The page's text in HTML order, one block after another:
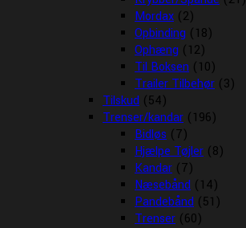
Mordax (2)
Opbinding (18)
Ophæng (12)
Til Boksen (10)
Trailer Tilbehør (3)
Tilskud (54)
Trenser/kandar (196)
Bidløs (7)
Hjælpe Tøjler (8)
Kandar (7)
Næsebånd (14)
Pandebånd (51)
Trenser (60)